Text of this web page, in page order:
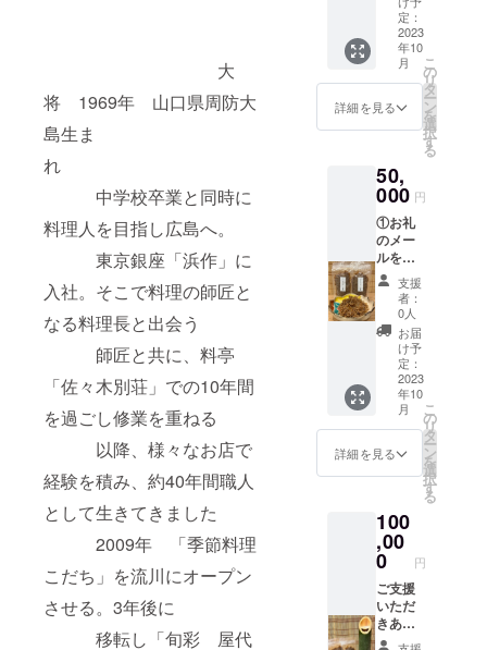
大
将 1969年 山口県周防大
島生ま
れ
中学校卒業と同時に
料理人を目指し広島へ。
東京銀座「浜作」に
入社。そこで料理の師匠と
なる料理長と出会う
師匠と共に、料亭
「佐々木別荘」での10年間
を過ごし修業を重ねる
以降、様々なお店で
経験を積み、約40年間職人
として生きてきました
2009年 「季節料理
こだち」を流川にオープン
させる。3年後に
移転し「旬彩 屋代
を送ら
せてい
ただき
ます。
届いた
メール
を、ご
してい
ただく
こと
で、
3000円
相当の
料理の
クーポ
ンとし
てご利
用いた
だけま
す。 お
料理
は、季
節の旬
の食材
来店の
時期に
より内
容は変
わりま
す。ご
了承く
ださい
定：
2023
年10
月
詳細を見る
こ
の
リ
タ
ー
ン
を
選
択
す
る
50,
000 円
①お礼
のメー
ルを送
らせて
いただ
きま
す。 届
いた
メール
をご来
店いた
だいた
時に提
示して
いただ
3000円
相当の
料理
クーポ
ンとし
てご利
用いた
だけま
支援
者：
0人
お届
け予
定：
2023
年10
月
詳細を見る
こ
の
リ
タ
ー
ン
を
選
択
す
る
100
,00
0 円
ご支援
いただ
きあり
がとう